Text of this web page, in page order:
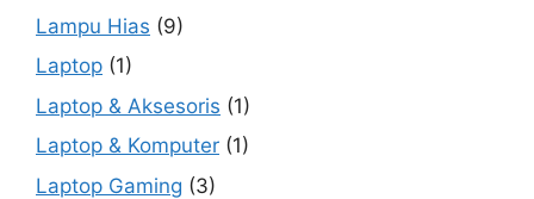
Lampu Hias (9)
Laptop (1)
Laptop & Aksesoris (1)
Laptop & Komputer (1)
Laptop Gaming (3)